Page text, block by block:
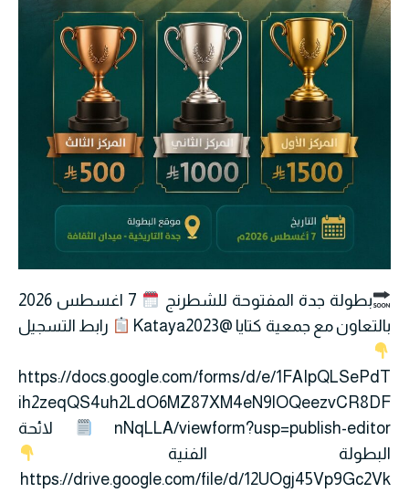
بطولة جدة المفتوحة للشطرنج
7 اغسطس 2026
بالتعاون مع جمعية كتايا @Kataya2023
رابط التسجيل
https://docs.google.com/forms/d/e/1FAIpQLSePdT
ih2zeqQS4uh2LdO6MZ87XM4eN9lOQeezvCR8DF
nNqLLA/viewform?usp=publish-editor
لائحة
البطولة الفنية
https://drive.google.com/file/d/12UOgj45Vp9Gc2Vk